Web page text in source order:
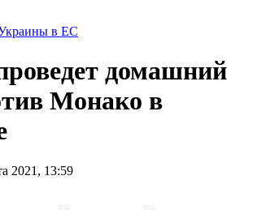
в ЕС
домашний
Монако в
2021, 13:59